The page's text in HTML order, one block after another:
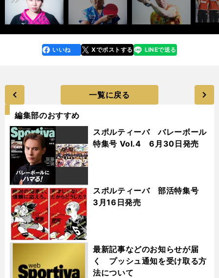
faceboo
k
いいね Xでポストする
line LINEで送る
一覧に戻る
編集部のおすすめ
スポルティーバ バレーボール
特集号 Vol.4 6月30日発売
スポルティーバ 部活特集号
3月16日発売
最新記事などのお知らせが届
く プッシュ通知を受け取る方
法について